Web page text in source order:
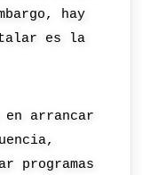
hay
es la
en arrancar
programas